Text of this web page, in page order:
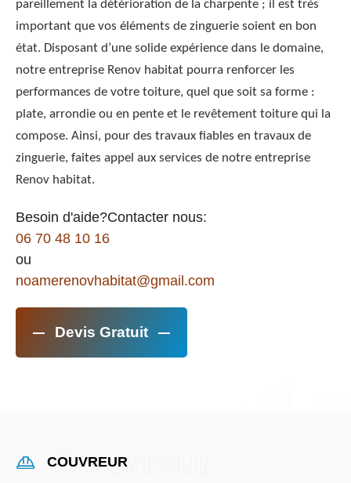
pareillement la détérioration de la charpente ; il est très
important que vos éléments de zinguerie soient en bon
état. Disposant d’une solide expérience dans le domaine,
notre entreprise Renov habitat pourra renforcer les
performances de votre toiture, quel que soit sa forme :
plate, arrondie ou en pente et le revêtement toiture qui la
compose. Ainsi, pour des travaux fiables en travaux de
zinguerie, faites appel aux services de notre entreprise
Renov habitat.
Besoin d'aide?Contacter nous:
06 70 48 10 16
ou
noamerenovhabitat@gmail.com
Devis Gratuit
COUVREUR